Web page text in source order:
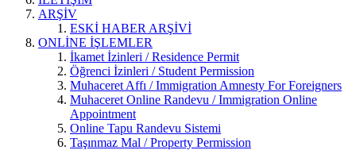
ARŞİV
ESKİ HABER ARŞİVİ
ONLİNE İŞLEMLER
İkamet İzinleri / Residence Permit
Öğrenci İzinleri / Student Permission
Muhaceret Affı / Immigration Amnesty For Foreigners
Muhaceret Online Randevu / Immigration Online
Appointment
Online Tapu Randevu Sistemi
Taşınmaz Mal / Property Permission